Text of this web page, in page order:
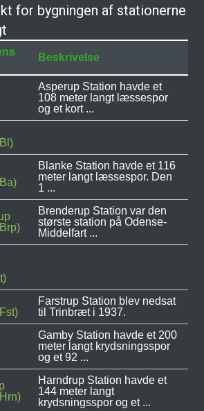
for bygningen af stationerne
Beskrivelse
Asperup Station havde et
108 meter langt læssespor
og et kort ...
Blanke Station havde et 116
meter langt læssespor. Den
1 ...
Brenderup Station var den
største station på Odense-
Middelfart ...
Farstrup Station blev nedsat
til Trinbræt i 1937.
Gamby Station havde et 200
meter langt krydsningsspor
og et 92 ...
Harndrup Station havde et
144 meter langt
krydsningsspor og et ...